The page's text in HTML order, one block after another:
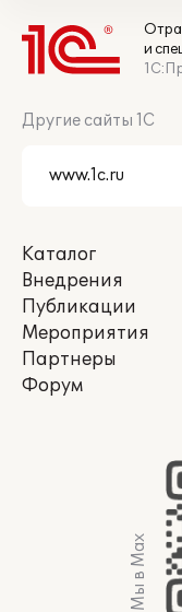
и
Другие сайты 1С
Каталог
Внедрения
Публикации
Мероприятия
Партнеры
Форум
Мы в Max